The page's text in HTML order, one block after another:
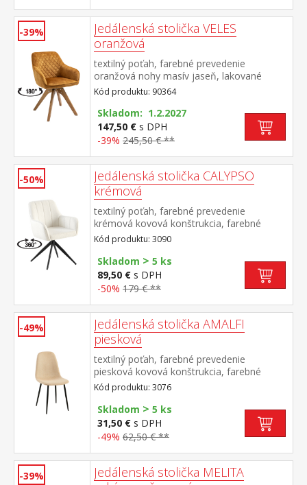
-39%
Jedálenská stolička VELES
oranžová
textilný poťah, farebné prevedenie
oranžová nohy masív jaseň, lakované
prevedenie otočná o 180 stupňov výška
sedu 47 cm odporúčaná nosnosť do 120 kg
Kód produktu: 90364
Skladom: 1.2.2027
147,50 € s DPH
-39% 245,50 € **
-50%
Jedálenská stolička CALYPSO
krémová
textilný poťah, farebné prevedenie
krémová kovová konštrukcia, farebné
prevedenie čierna otočná o 360 stupňov
Kód produktu: 3090
Skladom > 5 ks
89,50 € s DPH
-50% 179 € **
-49%
Jedálenská stolička AMALFI
piesková
textilný poťah, farebné prevedenie
piesková kovová konštrukcia, farebné
prevedenie čierna
Kód produktu: 3076
Skladom > 5 ks
31,50 € s DPH
-49% 62,50 € **
-39%
Jedálenská stolička MELITA